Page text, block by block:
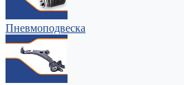
Пневмоподвеска